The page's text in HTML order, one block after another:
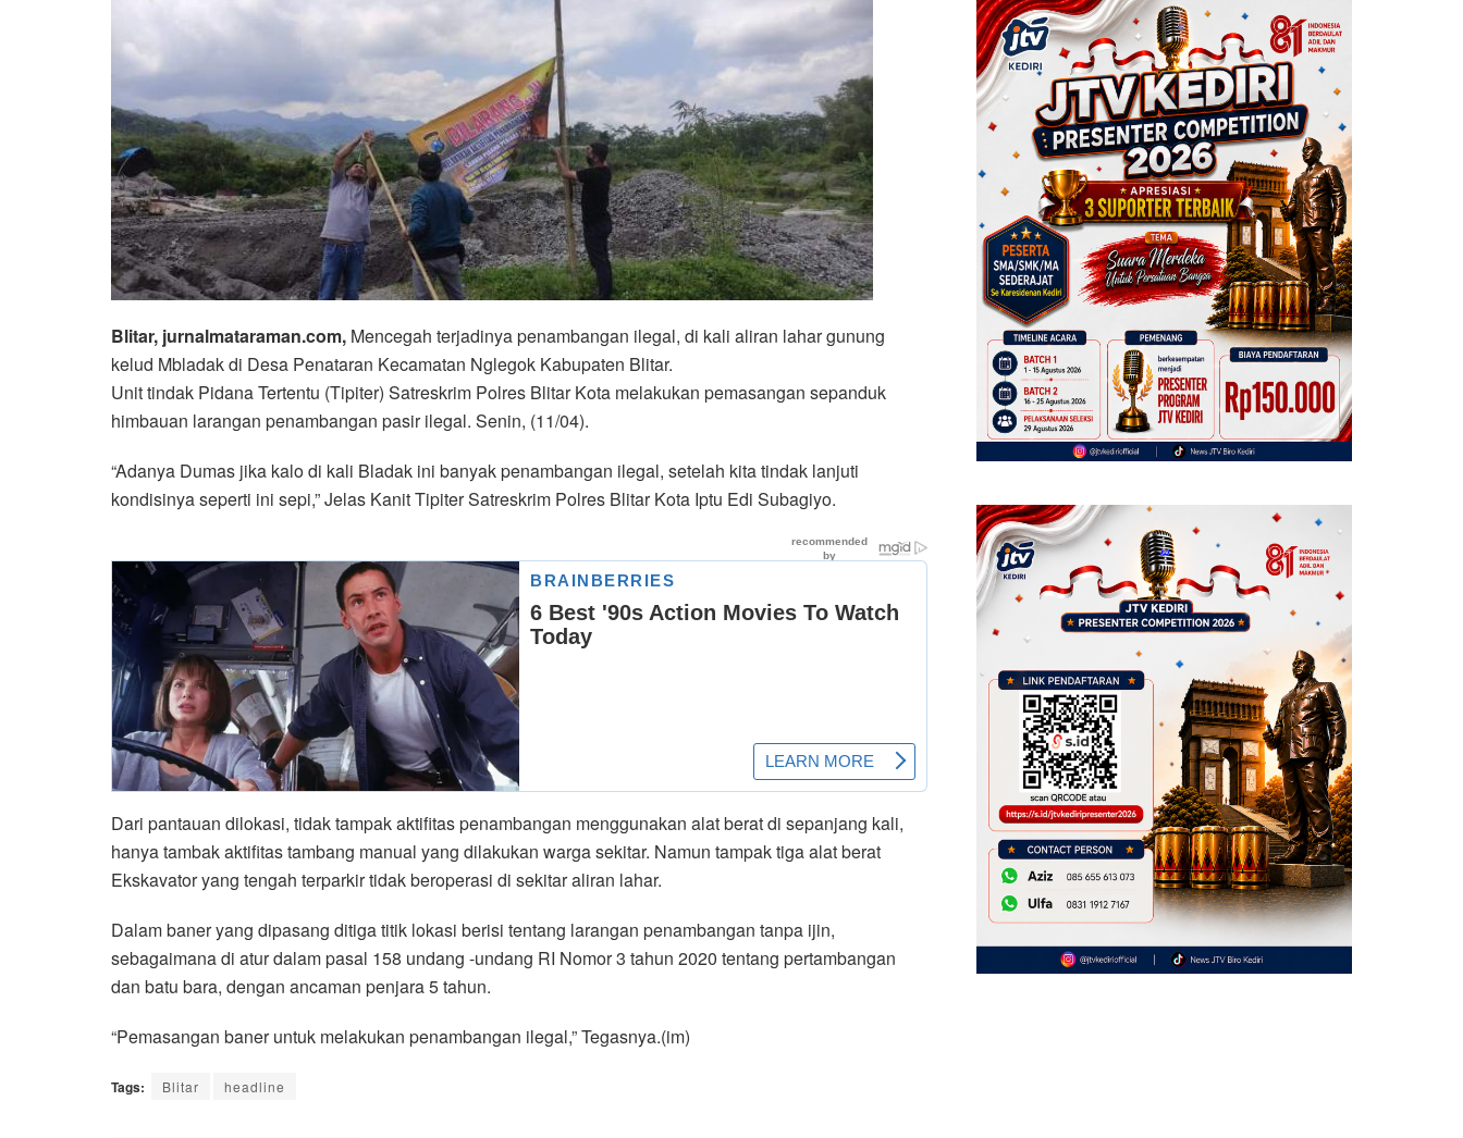
Blitar, jurnalmataraman.com, Mencegah terjadinya penambangan ilegal, di kali aliran lahar gunung
kelud Mbladak di Desa Penataran Kecamatan Nglegok Kabupaten Blitar.
Unit tindak Pidana Tertentu (Tipiter) Satreskrim Polres Blitar Kota melakukan pemasangan sepanduk
himbauan larangan penambangan pasir ilegal. Senin, (11/04).
“Adanya Dumas jika kalo di kali Bladak ini banyak penambangan ilegal, setelah kita tindak lanjuti
kondisinya seperti ini sepi,” Jelas Kanit Tipiter Satreskrim Polres Blitar Kota Iptu Edi Subagiyo.
Dari pantauan dilokasi, tidak tampak aktifitas penambangan menggunakan alat berat di sepanjang kali,
hanya tambak aktifitas tambang manual yang dilakukan warga sekitar. Namun tampak tiga alat berat
Ekskavator yang tengah terparkir tidak beroperasi di sekitar aliran lahar.
Dalam baner yang dipasang ditiga titik lokasi berisi tentang larangan penambangan tanpa ijin,
sebagaimana di atur dalam pasal 158 undang -undang RI Nomor 3 tahun 2020 tentang pertambangan
dan batu bara, dengan ancaman penjara 5 tahun.
“Pemasangan baner untuk melakukan penambangan ilegal,” Tegasnya.(im)
Tags: Blitar headline